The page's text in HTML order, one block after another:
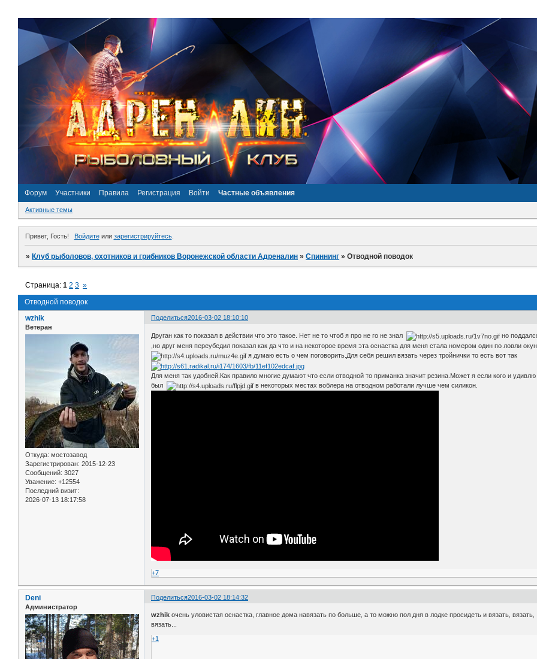
Форум Участники Правила Регистрация Войти Частные объявления
Активные темы
Привет, Гость! Войдитеили зарегистрируйтесь.
» Клуб рыболовов, охотников и грибников Воронежской области Адреналин »Спиннинг »Отводной поводок
Отводной поводок
Страница:1 2 3 »
Поделиться2016-03-02 18:10:10
wzhik
Ветеран
Откуда: мостозавод
Зарегистрирован: 2015-12-23
Сообщений: 3027
Уважение: +12554
Последний визит:
2026-07-13 18:17:58
Друган как то показал в действии что это такое. Нет не то чтоб я про не го не знал
но
,но друг меня переубедил показал как да что и на некоторое время эта оснастка для меня стала номером один по ловли
я думаю есть о чем поговорить.Для себя решил вязать через тройнички то есть вот так
Для меня так удобней.Как правило многие думают что если отводной то приманка значит резина.Может я если кого и
был
в некоторых местах воблера на отводном работали лучше чем силикон.
+7
Поделиться2016-03-02 18:14:32
Deni
Администратор
wzhik очень уловистая оснастка, главное дома навязать по больше, а то можно пол дня в лодке просидеть и вязать, вязать,
вязать...
+1